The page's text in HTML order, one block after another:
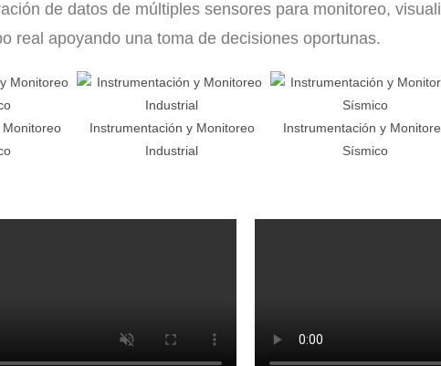
de datos de múltiples sensores para monitoreo,
real apoyando una toma de decisiones oportunas.
Instrumentación y Monitoreo
Industrial
Instrumentación y
Sísmico